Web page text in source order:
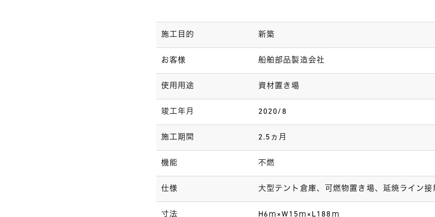
施工目的 新築
お客様 船舶部品製造会社
使用用途 資材置き場
竣工年月 2020/8
施工期間 2.5ヵ月
機能 不燃
仕様 大型テント倉庫、可燃物置き場、延焼ライン接
寸法 H6ⅿ×W15ⅿ×L188ⅿ